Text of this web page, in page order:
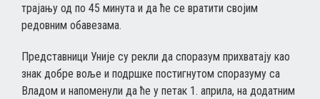
трајању од по 45 минута и да ће се вратити својим
редовним обавезама.
Представници Уније су рекли да споразум прихватају као
знак добре воље и подршке постигнутом споразуму са
Владом и напоменули да ће у петак 1. априла, на додатним